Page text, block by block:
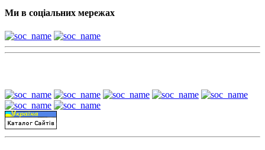
Ми в соціальних мережах